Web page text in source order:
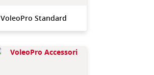
VoleoPro Standard